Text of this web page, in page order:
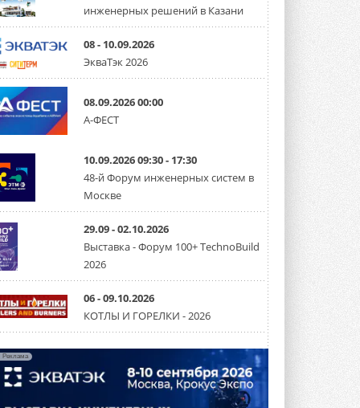
можно будет устанавливать
солнечные панели в МКД
С 1 сентября снимается запрет на
микрогенерацию в многоквартирных ...
30 ИЮЛЯ 2026
Канальные вентиляторы с ЕС-
двигателями Sysimple TRS EC
Poti
30 ИЮЛЯ 2026
Краска для окон: как выбрать
состав, который не
растрескается после первой
зимы
Частые вопросы о краске для окон ...
30 ИЮЛЯ 2026
СИЭНПИ РУС представила
новую серию консольных
насосов NM
помогает снизить энергопотребление ...
30 ИЮЛЯ 2026
Группа «Теплолюкс» открыла
новую производственную
инженерных решений в Казани
08 - 10.09.2026
ЭкваТэк 2026
08.09.2026 00:00
А-ФЕСТ
10.09.2026 09:30 - 17:30
48-й Форум инженерных систем в
Москве
29.09 - 02.10.2026
Выставка - Форум 100+ TechnoBuild
2026
06 - 09.10.2026
КОТЛЫ И ГОРЕЛКИ - 2026
Реклама